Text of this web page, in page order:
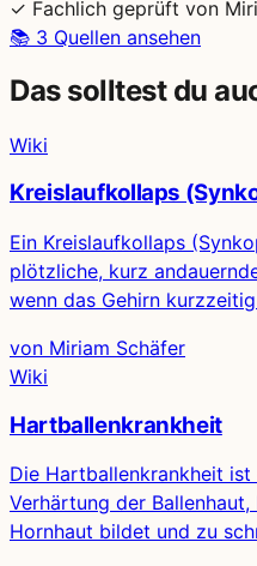
✓ Fachlich geprüft von
📚 3 Quellen ansehen
Das solltest du
Wiki
Kreislaufkollaps
Ein Kreislaufkollaps
plötzliche, kurz
wenn das Gehirn
von Miriam Schäfer
Wiki
Hartballenkrankheit
Die Hartballenkrankheit ist
Verhärtung der
Hornhaut bildet und zu